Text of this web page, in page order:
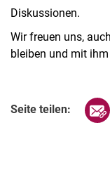
Diskussionen.
Wir freuen uns,
bleiben und mit
Seite teilen: